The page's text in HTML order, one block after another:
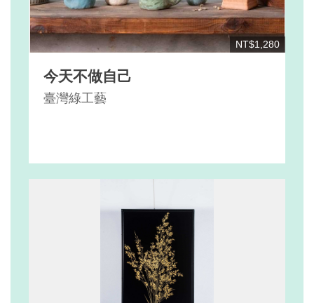
NT$1,280
今天不做自己
臺灣綠工藝